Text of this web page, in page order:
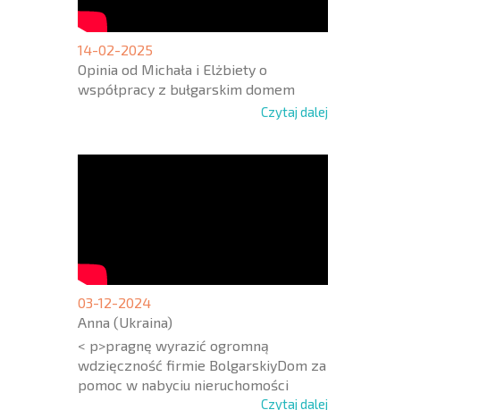
14-02-2025
Opinia od Michała i Elżbiety o
współpracy z bułgarskim domem
Czytaj dalej
03-12-2024
Anna (Ukraina)
< p>pragnę wyrazić ogromną
wdzięczność firmie BolgarskiyDom za
pomoc w nabyciu nieruchomości
Czytaj dalej